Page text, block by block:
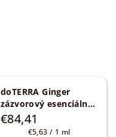
doTERRA Ginger
zázvorový esenciálny
olej 15 ml
officinale
€84,41
Jednotková
€5,63 / 1 ml